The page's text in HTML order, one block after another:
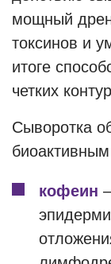
мощный
токсинов и
итоге
четких
Сыворотка
кофеин